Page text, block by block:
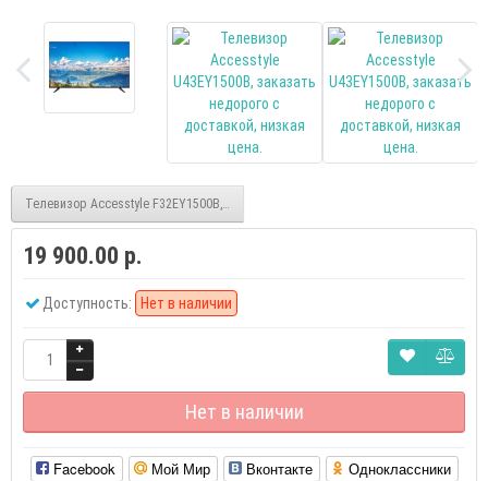
Телевизор Accesstyle F32EY1500B, smart, FHD, безрамочный
19 900.00 р.
Доступность: Нет в наличии
Нет в наличии
Facebook Мой Мир Вконтакте Одноклассники